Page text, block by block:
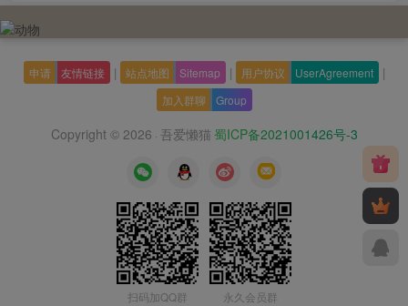
申请 友情链接 | 站点地图 Sitemap | 用户协议 UserAgreement |
加入群聊 Group
Copyright © 2026 · 吾爱懒猫 蜀ICP备2021001426号-3
扫码加QQ群 永久会员群